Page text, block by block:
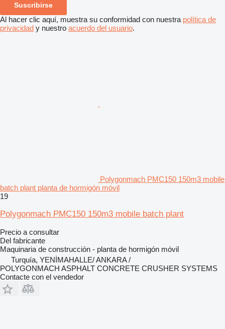
Suscribirse
Al hacer clic aquí, muestra su conformidad con nuestra política de
privacidad y nuestro acuerdo del usuario.
Polygonmach PMC150 150m3 mobile
batch plant planta de hormigón móvil
19
Polygonmach PMC150 150m3 mobile batch plant
Precio a consultar
Del fabricante
Maquinaria de construcción - planta de hormigón móvil
Turquía, YENİMAHALLE/ ANKARA /
POLYGONMACH ASPHALT CONCRETE CRUSHER SYSTEMS
Contacte con el vendedor